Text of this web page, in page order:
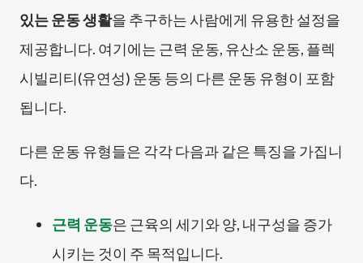
있는 운동 생활을 추구하는 사람에게 유용한 설정을
제공합니다. 여기에는 근력 운동, 유산소 운동, 플렉
시빌리티(유연성) 운동 등의 다른 운동 유형이 포함
됩니다.
다른 운동 유형들은 각각 다음과 같은 특징을 가집니
다.
근력 운동은 근육의 세기와 양, 내구성을 증가
시키는 것이 주 목적입니다.